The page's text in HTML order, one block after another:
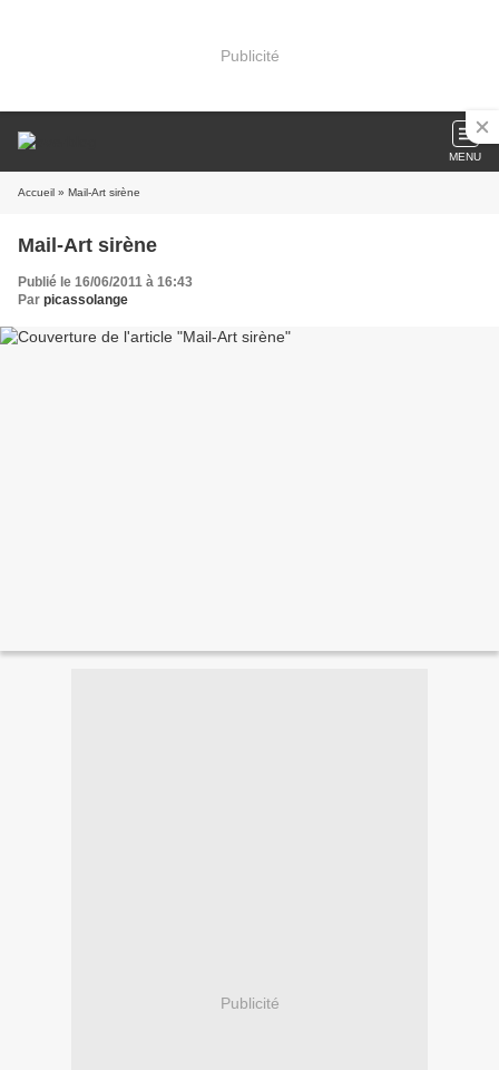
Publicité
MENU
Accueil » Mail-Art sirène
Mail-Art sirène
Publié le 16/06/2011 à 16:43
Par picassolange
Publicité